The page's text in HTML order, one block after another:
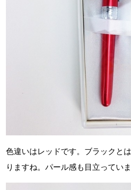
色違いはレッドです。ブラックと
りますね。パール感も目立っていま